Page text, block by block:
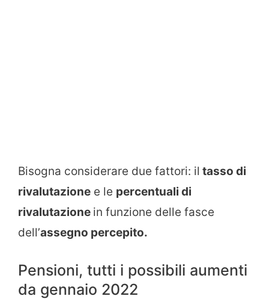
Bisogna considerare due fattori: il tasso di
rivalutazione e le percentuali di
rivalutazione in funzione delle fasce
dell’assegno percepito.
Pensioni, tutti i possibili aumenti
da gennaio 2022